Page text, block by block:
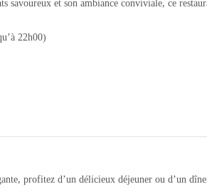
et son ambiance conviviale, ce
22h00)
profitez d’un délicieux déjeuner ou d’un